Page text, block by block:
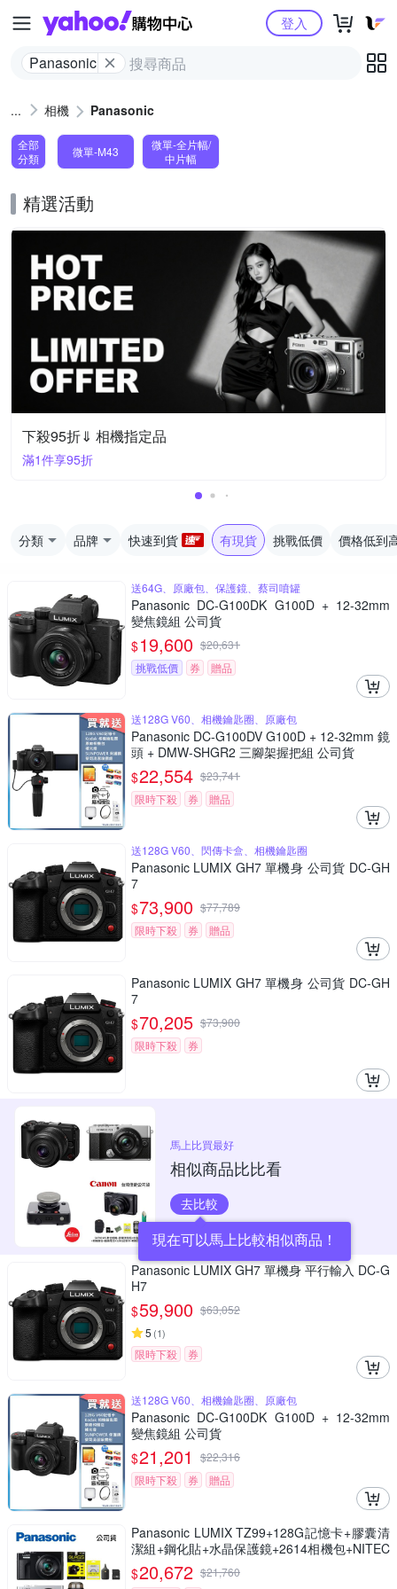
Yahoo購物中心
Panasonic
登入
相機 Panasonic
全部
分類
微單-M43
微單-全片幅/
中片幅
精選活動
下殺95折⇓ 相機指定品
滿1件享95折
分類 品牌 快速到貨 有現貨 挑戰低價 價格低到
送64G、原廠包、保護鏡、蔡司噴罐
Panasonic DC-G100DK G100D + 12-32mm
變焦鏡組 公司貨
$19,600 $20,631
挑戰低價
券 贈品
送128G V60、相機鑰匙圈、原廠包
Panasonic DC-G100DV G100D + 12-32mm 鏡
頭 + DMW-SHGR2 三腳架握把組 公司貨
$22,554 $23,741
限時下殺
券 贈品
送128G V60、閃傳卡盒、相機鑰匙圈
Panasonic LUMIX GH7 單機身 公司貨 DC-GH
7
$73,900 $77,789
限時下殺
券 贈品
Panasonic LUMIX GH7 單機身 公司貨 DC-GH
7
$70,205 $73,900
限時下殺
券
馬上比買最好
相似商品比比看
去比較
現在可以馬上比較相似商品！
Panasonic LUMIX GH7 單機身 平行輸入 DC-G
H7
$59,900 $63,052
5 (1)
限時下殺 券
送128G V60、相機鑰匙圈、原廠包
Panasonic DC-G100DK G100D + 12-32mm
變焦鏡組 公司貨
$21,201 $22,316
限時下殺
券 贈品
Panasonic LUMIX TZ99+128G記憶卡+膠囊清
潔組+鋼化貼+水晶保護鏡+2614相機包+NITEC
ORE BB nano 迷你電動氣吹(公司貨)
$20,672 $21,760